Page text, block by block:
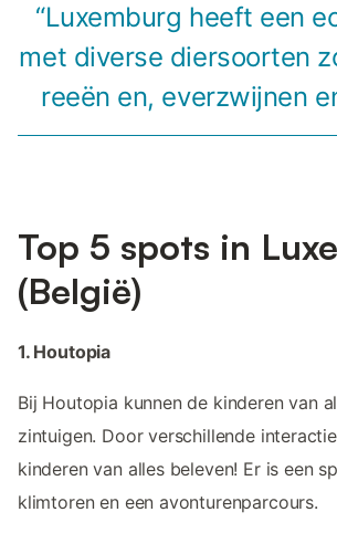
“Luxemburg heeft een
met diverse diersoorten
reeën en, everzwijnen
Top 5 spots in
(België)
1. Houtopia
Bij Houtopia kunnen de kinderen van
zintuigen. Door verschillende
kinderen van alles beleven! Er is een
klimtoren en een avonturenparcours.